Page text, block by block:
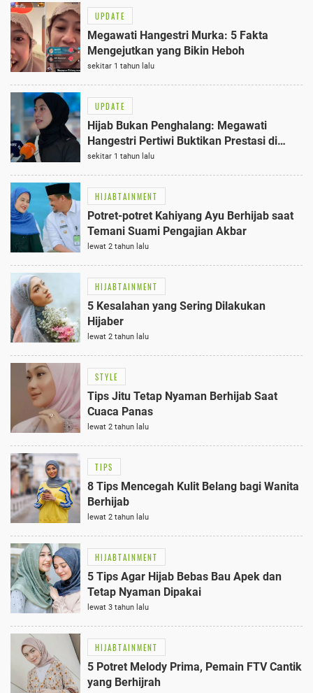
UPDATE
Megawati Hangestri Murka: 5 Fakta
Mengejutkan yang Bikin Heboh
sekitar 1 tahun lalu
UPDATE
Hijab Bukan Penghalang: Megawati
Hangestri Pertiwi Buktikan Prestasi di
Kancah Internasional
sekitar 1 tahun lalu
HIJABTAINMENT
Potret-potret Kahiyang Ayu Berhijab saat
Temani Suami Pengajian Akbar
lewat 2 tahun lalu
HIJABTAINMENT
5 Kesalahan yang Sering Dilakukan
Hijaber
lewat 2 tahun lalu
STYLE
Tips Jitu Tetap Nyaman Berhijab Saat
Cuaca Panas
lewat 2 tahun lalu
TIPS
8 Tips Mencegah Kulit Belang bagi Wanita
Berhijab
lewat 2 tahun lalu
HIJABTAINMENT
5 Tips Agar Hijab Bebas Bau Apek dan
Tetap Nyaman Dipakai
lewat 3 tahun lalu
HIJABTAINMENT
5 Potret Melody Prima, Pemain FTV Cantik
yang Berhijrah